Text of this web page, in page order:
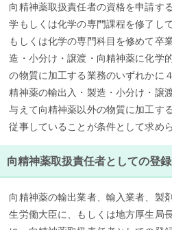
向精神薬取扱責任者の資格を申請す
学もしくは化学の専門課程を修了し
もしくは化学の専門科目を修めて卒
造・小分け・譲渡・向精神薬に化学
の物質に加工する業務のいずれかに
精神薬の輸出入・製造・小分け・譲
与えて向精神薬以外の物質に加工す
従事していることが条件として求めら
向精神薬取扱責任者としての登
向精神薬の輸出業者、輸入業者、製
生労働大臣に、もしくは地方厚生局